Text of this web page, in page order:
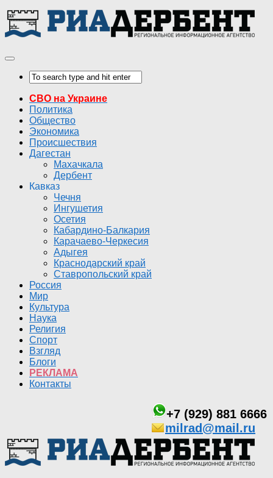
СВО на Украине
Политика
Общество
Экономика
Происшествия
Дагестан
Махачкала
Дербент
Кавказ
Чечня
Ингушетия
Осетия
Кабардино-Балкария
Карачаево-Черкесия
Адыгея
Краснодарский край
Ставропольский край
Россия
Мир
Культура
Наука
Религия
Спорт
Взгляд
Блоги
РЕКЛАМА
Контакты
+7 (929) 881 6666
milrad@mail.ru